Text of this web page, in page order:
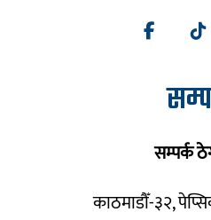
सम्पर्क
काठमाडौँ-३२,